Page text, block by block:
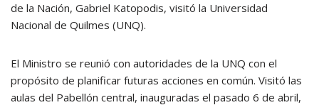
de la Nación, Gabriel Katopodis, visitó la Universidad
Nacional de Quilmes (UNQ).
El Ministro se reunió con autoridades de la UNQ con el
propósito de planificar futuras acciones en común. Visitó las
aulas del Pabellón central, inauguradas el pasado 6 de abril,